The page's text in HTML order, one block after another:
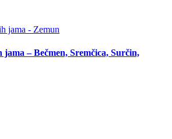
– Bečmen, Sremčica, Surčin,